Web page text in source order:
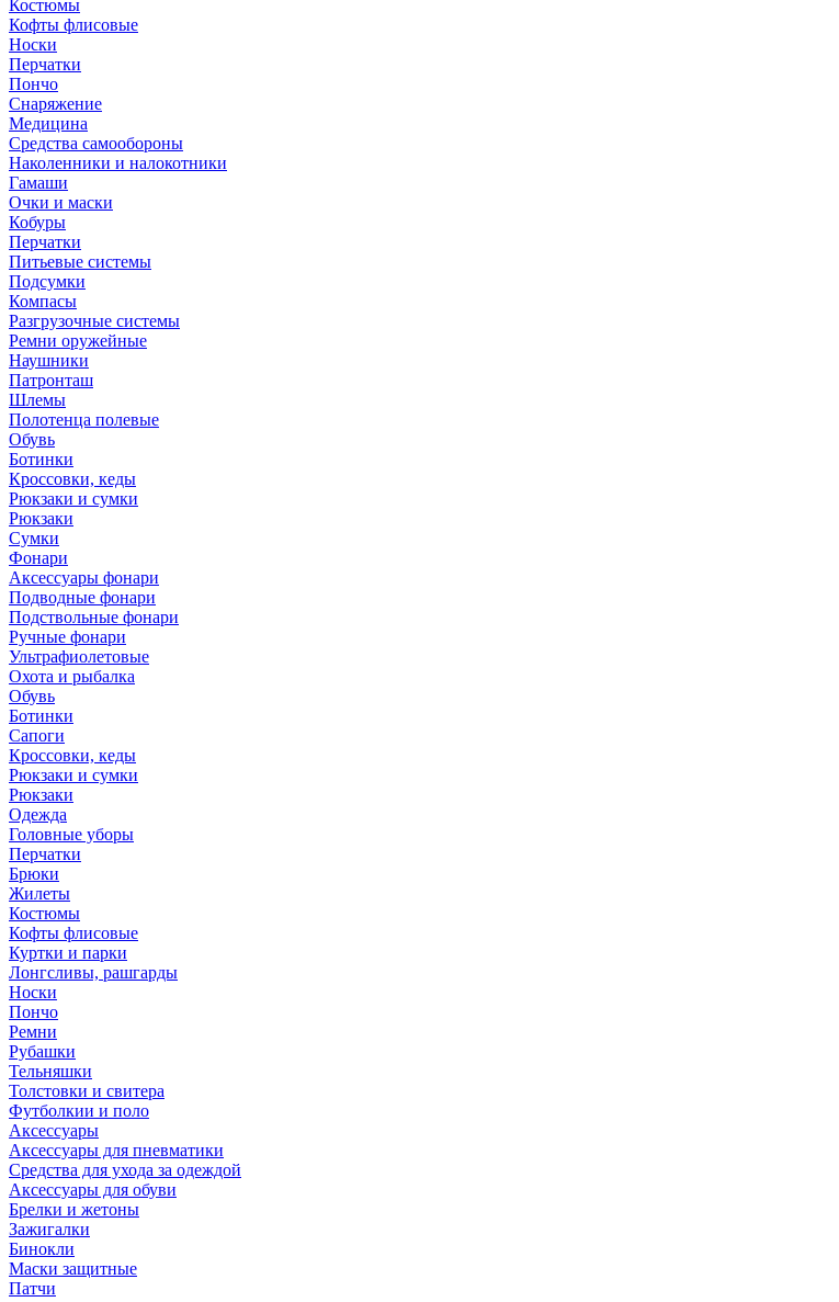
Костюмы
Кофты флисовые
Носки
Перчатки
Пончо
Снаряжение
Медицина
Средства самообороны
Наколенники и налокотники
Гамаши
Очки и маски
Кобуры
Перчатки
Питьевые системы
Подсумки
Компасы
Разгрузочные системы
Ремни оружейные
Наушники
Патронташ
Шлемы
Полотенца полевые
Обувь
Ботинки
Кроссовки, кеды
Рюкзаки и сумки
Рюкзаки
Сумки
Фонари
Аксессуары фонари
Подводные фонари
Подствольные фонари
Ручные фонари
Ультрафиолетовые
Охота и рыбалка
Обувь
Ботинки
Сапоги
Кроссовки, кеды
Рюкзаки и сумки
Рюкзаки
Одежда
Головные уборы
Перчатки
Брюки
Жилеты
Костюмы
Кофты флисовые
Куртки и парки
Лонгсливы, рашгарды
Носки
Пончо
Ремни
Рубашки
Тельняшки
Толстовки и свитера
Футболкии и поло
Аксессуары
Аксессуары для пневматики
Средства для ухода за одеждой
Аксессуары для обуви
Брелки и жетоны
Зажигалки
Бинокли
Маски защитные
Патчи